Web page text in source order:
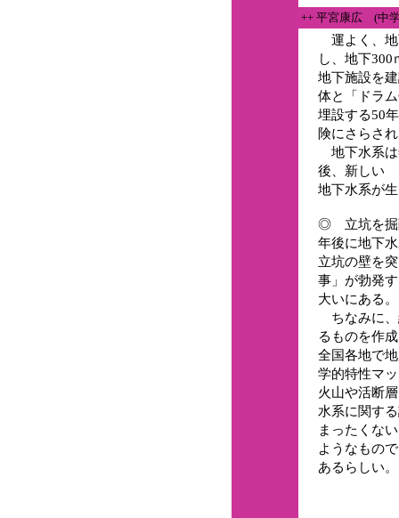
++ 平宮康広 (中
運よく、地
し、地下300
地下施設を
体と「ドラ
埋設する50
険にさらさ
地下水系は
後、新しい
地下水系が
◎ 立坑を掘
年後に地下
立坑の壁を
事」が勃発
大いにある。
ちなみに、
るものを作
全国各地で
学的特性マ
火山や活断
水系に関す
まったくな
ようなもので
あるらし